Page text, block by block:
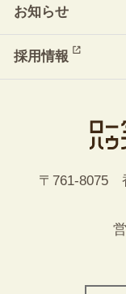
お知らせ
採用情報
〒761-8075